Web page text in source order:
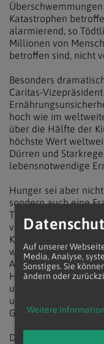
Katastrophen
alarmierend, so
Millionen von
betroffen sind, nicht
Besonders
Caritas-
hoch wie im
über die Hälfte der
höchste Wert
Dürren und
lebensnotwendige
Hunger sei aber
sondern auch eine
Tödtling-
verursachen durch
Klimawandel.
wenigsten dazu
Auswirkungen
Hauptverursachern,
unterstützen, die
und den Wandel zu
Gesellschaft zu
Das österreichweite
Auf unserer
Media, Analyse,
Sonstiges. Sie
ändern oder
Weitere